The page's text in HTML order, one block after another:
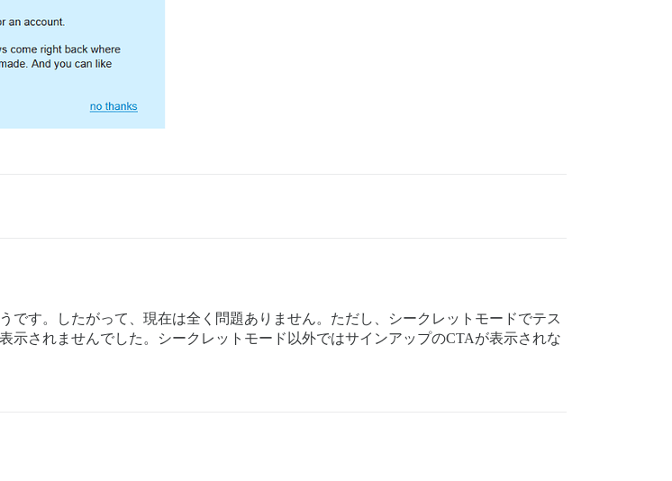
す。したがって、現在は全く問題ありません。ただし、シークレットモードでテス
示されませんでした。シークレットモード以外ではサインアップのCTAが表示されな